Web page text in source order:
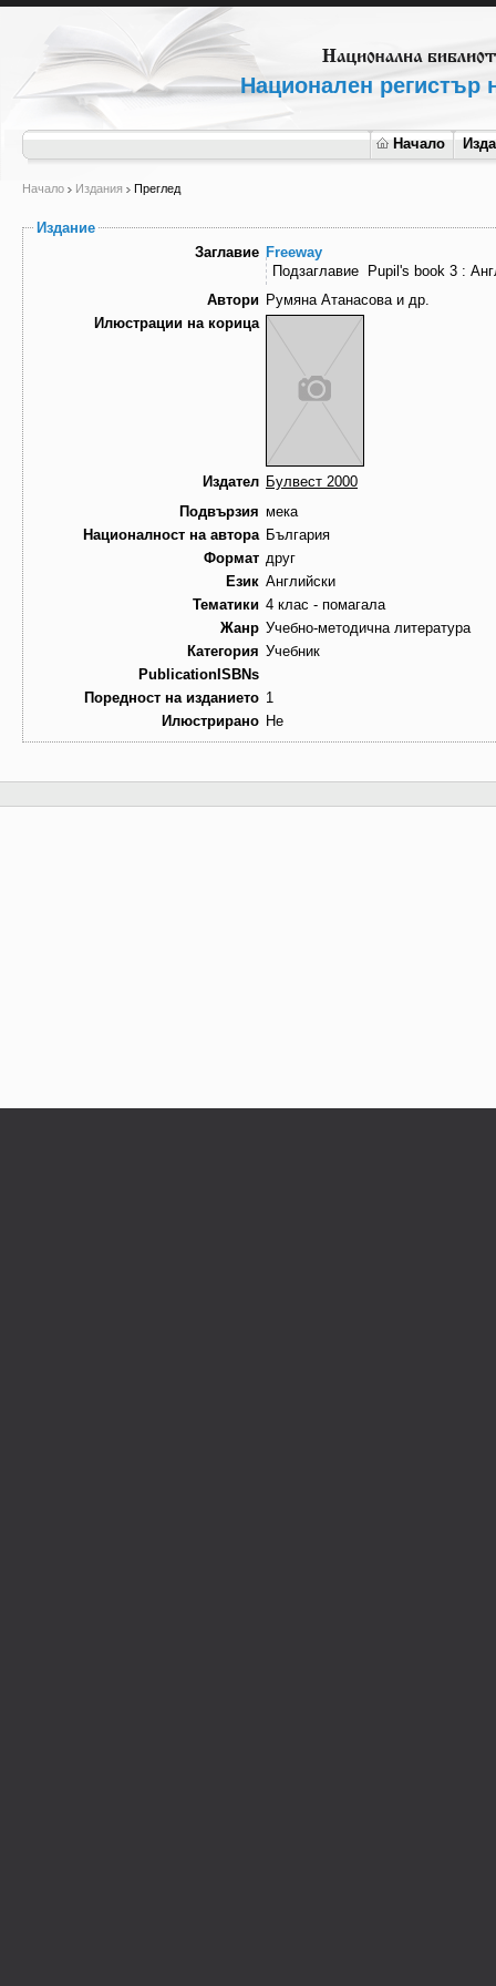
Национален регистър
Начало
Начало Издания Преглед
Издание
Заглавие Freeway
Подзаглавие
Pupil's book 3 :
Автори Румяна Атанасова и др.
Илюстрации на корица
Издател Булвест 2000
Подвързия мека
Националност на автора България
Формат друг
Език Английски
Тематики 4 клас - помагала
Жанр Учебно-методична литература
Категория Учебник
PublicationISBNs
Поредност на изданието 1
Илюстрирано Не